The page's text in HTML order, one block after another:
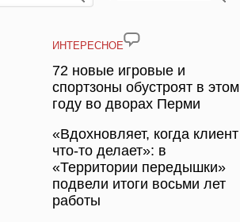
ИНТЕРЕСНОЕ
72 новые игровые и
спортзоны обустроят в этом
году во дворах Перми
«Вдохновляет, когда клиент
что-то делает»: в
«Территории передышки»
подвели итоги восьми лет
работы